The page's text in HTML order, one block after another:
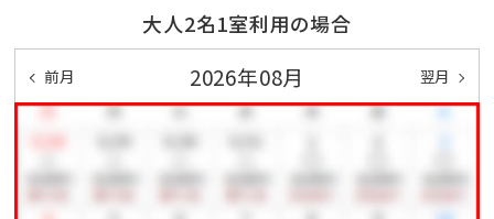
時間：13:00～16:00
料金：ご宿泊者様無料
内容：フード・ドリンクの提供はございません（お持ち込
み可能）
外来利用：不可
※16:00～17:00は清掃および準備のためクローズいた
大人2名1室利用の場合
前月 2026年08月 翌月